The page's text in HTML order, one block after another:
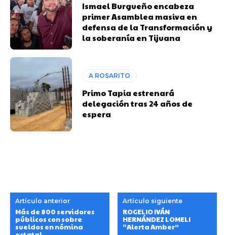
Ismael Burgueño encabeza
primer Asamblea masiva en
defensa de la Transformación y
la soberanía en Tijuana
A ROSARITO
Primo Tapia estrenará
delegación tras 24 años de
espera
Artículo anterior
Más de 800 servidores
públicos con sobre
sueldos en nómina
Artículo siguiente
ROGELIO IVÁN
HERNÁNDEZ LOMELI
“Alerta Amber”